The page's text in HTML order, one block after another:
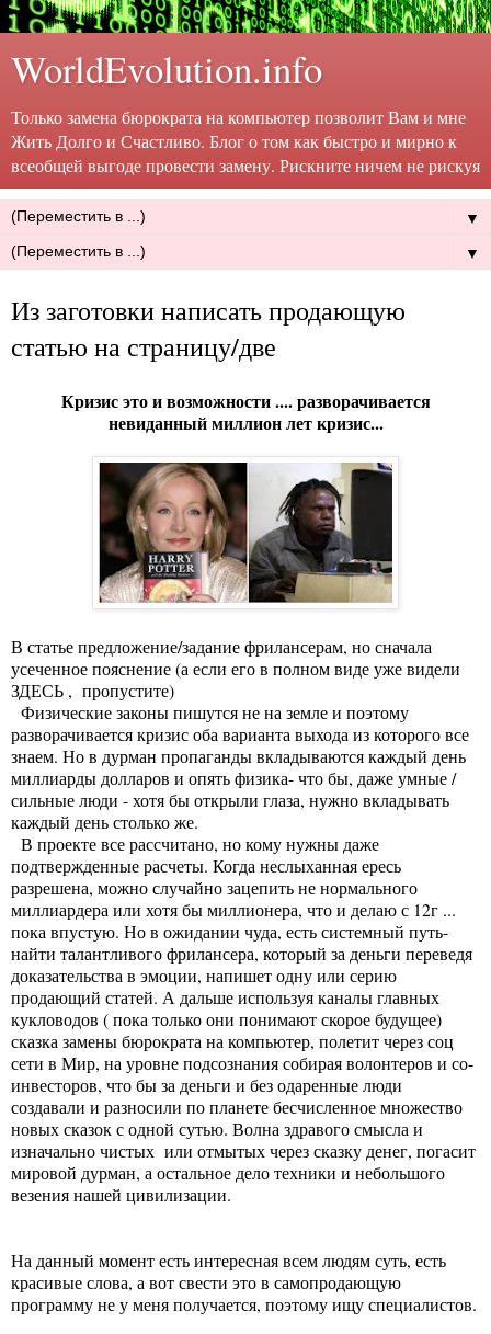
WorldEvolution.info
Только замена бюрократа на компьютер позволит Вам и мне
Жить Долго и Счастливо. Блог о том как быстро и мирно к
всеобщей выгоде провести замену. Рискните ничем не рискуя
▼
▼
Из заготовки написать продающую
статью на страницу/две
Кризис это и возможности .... разворачивается
невиданный миллион лет кризис...
В статье предложение/задание фрилансерам, но сначала
усеченное пояснение (а если его в полном виде уже видели
ЗДЕСЬ , пропустите)
Физические законы пишутся не на земле и поэтому
разворачивается кризис оба варианта выхода из которого все
знаем. Но в дурман пропаганды вкладываются каждый день
миллиарды долларов и опять физика- что бы, даже умные /
сильные люди - хотя бы открыли глаза, нужно вкладывать
каждый день столько же.
В проекте все рассчитано, но кому нужны даже
подтвержденные расчеты. Когда неслыханная ересь
разрешена, можно случайно зацепить не нормального
миллиардера или хотя бы миллионера, что и делаю с 12г ...
пока впустую. Но в ожидании чуда, есть системный путь-
найти талантливого фрилансера, который за деньги переведя
доказательства в эмоции, напишет одну или серию
продающий статей. А дальше используя каналы главных
кукловодов ( пока только они понимают скорое будущее)
сказка замены бюрократа на компьютер, полетит через соц
сети в Мир, на уровне подсознания собирая волонтеров и со-
инвесторов, что бы за деньги и без одаренные люди
создавали и разносили по планете бесчисленное множество
новых сказок с одной сутью. Волна здравого смысла и
изначально чистых или отмытых через сказку денег, погасит
мировой дурман, а остальное дело техники и небольшого
везения нашей цивилизации.
На данный момент есть интересная всем людям суть, есть
красивые слова, а вот свести это в самопродающую
программу не у меня получается, поэтому ищу специалистов.